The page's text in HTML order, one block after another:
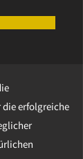
erfolgreiche